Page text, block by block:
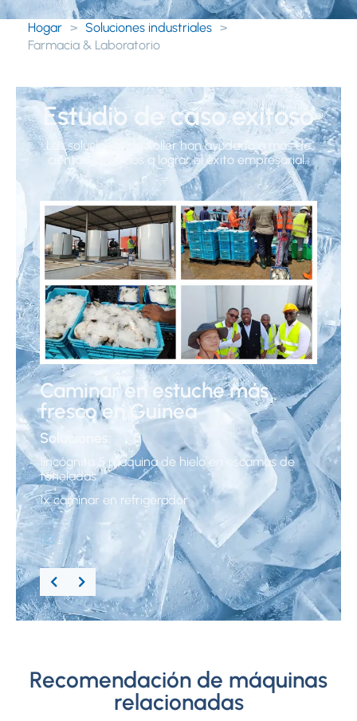
Hogar > Soluciones industriales >
Farmacia & Laboratorio
Estudio de caso exitoso
Las soluciones de Koller han ayudado a más de
cientos de socios a lograr el éxito empresarial..
Caminar en estuche más
fresco en Guinea
Soluciones:
1incógnita 5 máquina de hielo en escamas de
toneladas
1x caminar en refrigerador
1/3
Recomendación de máquinas
relacionadas